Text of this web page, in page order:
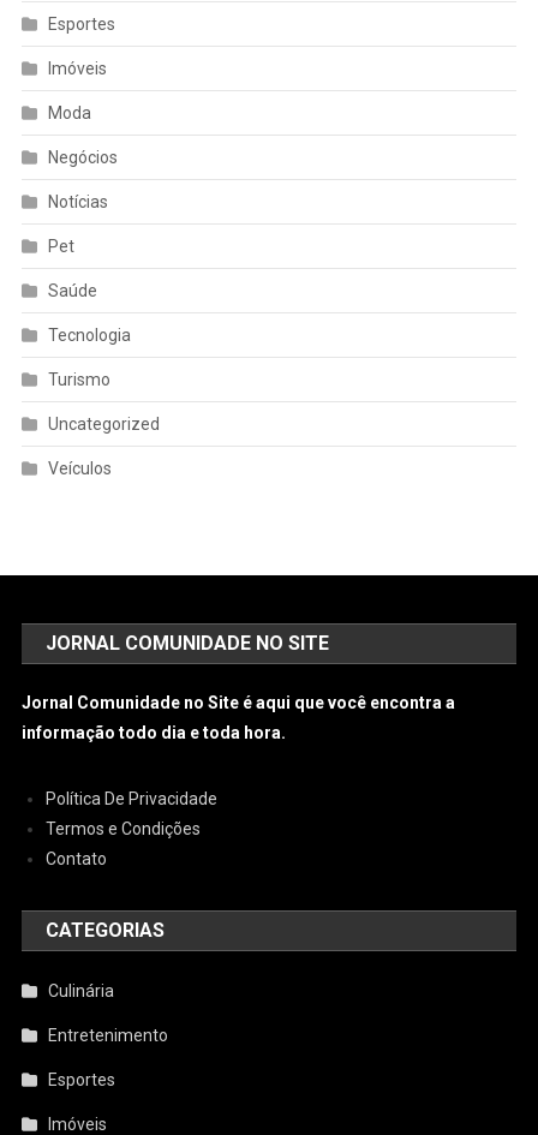
Esportes
Imóveis
Moda
Negócios
Notícias
Pet
Saúde
Tecnologia
Turismo
Uncategorized
Veículos
JORNAL COMUNIDADE NO SITE
Jornal Comunidade no Site é aqui que você encontra a
informação todo dia e toda hora.
Política De Privacidade
Termos e Condições
Contato
CATEGORIAS
Culinária
Entretenimento
Esportes
Imóveis